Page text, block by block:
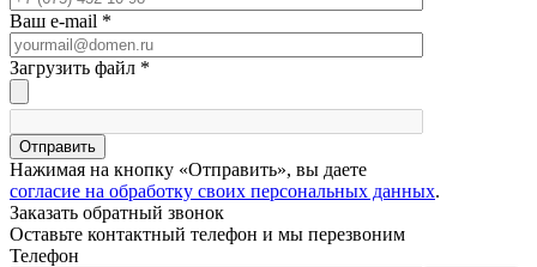
Ваш e-mail *
Загрузить файл *
Отправить
Нажимая на кнопку «Отправить», вы даете
согласие на обработку своих персональных данных.
Заказать обратный звонок
Оставьте контактный телефон и мы перезвоним
Телефон